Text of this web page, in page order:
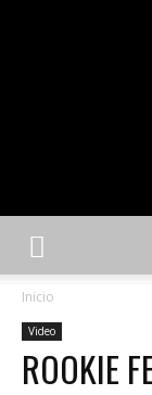
Inicio
Video
ROOKIE